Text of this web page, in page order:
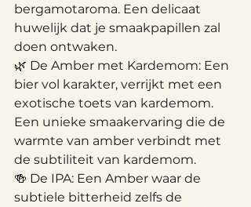
bergamotaroma. Een delicaat
huwelijk dat je smaakpapillen zal
doen ontwaken.
🌿 De Amber met Kardemom: Een
bier vol karakter, verrijkt met een
exotische toets van kardemom.
Een unieke smaakervaring die de
warmte van amber verbindt met
de subtiliteit van kardemom.
🍻 De IPA: Een Amber waar de
subtiele bitterheid zelfs de